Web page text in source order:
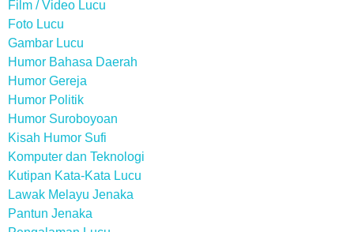
Film / Video Lucu
Foto Lucu
Gambar Lucu
Humor Bahasa Daerah
Humor Gereja
Humor Politik
Humor Suroboyoan
Kisah Humor Sufi
Komputer dan Teknologi
Kutipan Kata-Kata Lucu
Lawak Melayu Jenaka
Pantun Jenaka